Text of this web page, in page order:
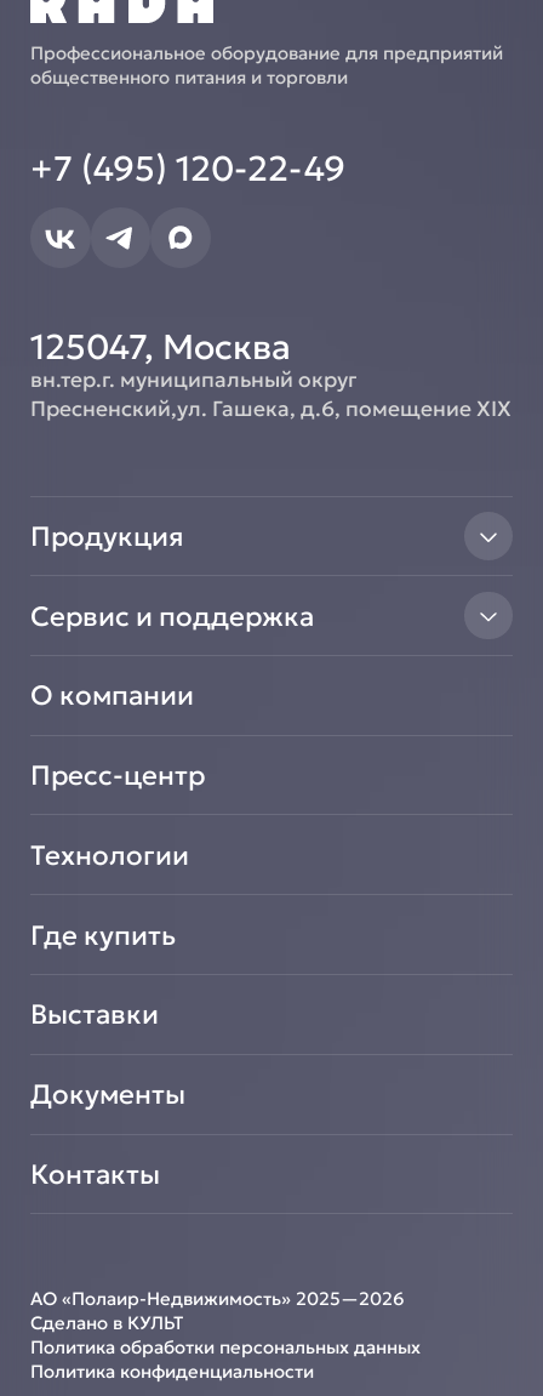
Профессиональное оборудование для предприятий
общественного питания и торговли
+7 (495) 120-22-49
125047, Москва
вн.тер.г. муниципальный округ
Пресненский,ул. Гашека, д.6, помещение XIX
АО «Полаир-Недвижимость» 2025—2026
Сделано в КУЛЬТ
Политика обработки персональных данных
Политика конфиденциальности
Продукция
Линии раздачи
Вентиляционное оборудование
Транспортировочные решения
Сервис и поддержка
Сообщить о неисправности оборудования
Подать заявку на сотрудничество
О компании
Пресс-центр
Технологии
Где купить
Выставки
Документы
Контакты